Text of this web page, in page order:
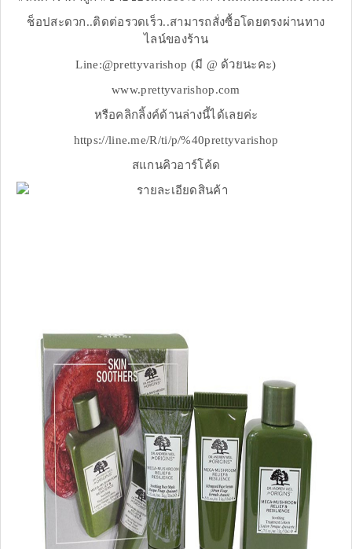
ช็อปสะดวก..ติดต่อรวดเร็ว..สามารถสั่งซื้อโดยตรงผ่านทาง
ไลน์ของร้าน
Line:@prettyvarishop (มี @ ด้วยนะคะ)
www.prettyvarishop.com
หรือคลิกลิ้งค์ด้านล่างนี้ได้เลยค่ะ
https://line.me/R/ti/p/%40prettyvarishop
สแกนคิวอาร์โค้ด